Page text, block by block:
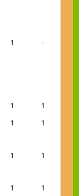
1 -
1 1
1 1
1 1
1 1